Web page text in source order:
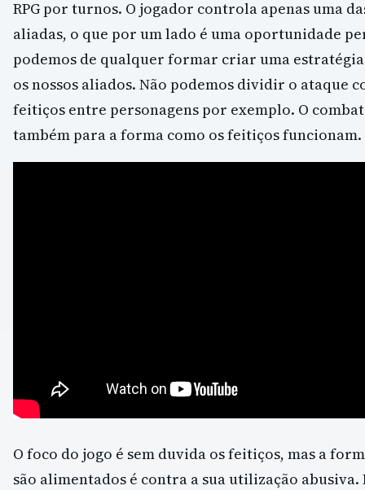
RPG por turnos. O jogador controla apenas uma
aliadas, o que por um lado é uma oportunidade
podemos de qualquer formar criar uma
os nossos aliados. Não podemos dividir o ataque
feitiços entre personagens por exemplo. O
também para a forma como os feitiços funcionam.
O foco do jogo é sem duvida os feitiços, mas a
são alimentados é contra a sua utilização abusiva.